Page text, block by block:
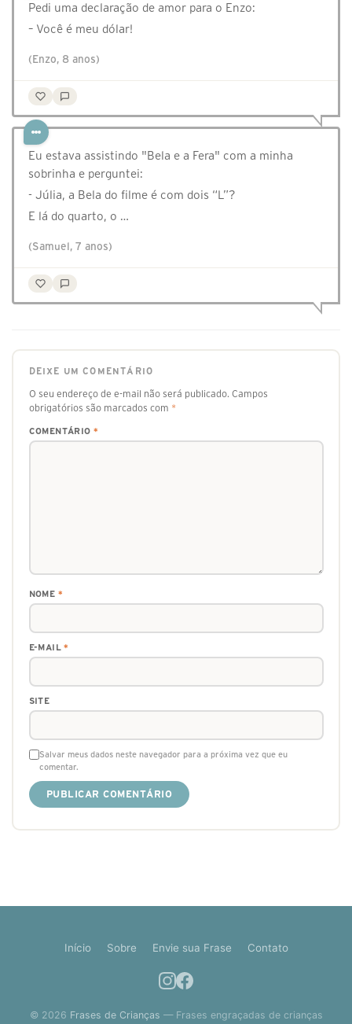
Pedi uma declaração de amor para o Enzo:
– Você é meu dólar!
(Enzo, 8 anos)
Eu estava assistindo "Bela e a Fera" com a minha
sobrinha e perguntei:
- Júlia, a Bela do filme é com dois “L”?
E lá do quarto, o …
(Samuel, 7 anos)
DEIXE UM COMENTÁRIO
O seu endereço de e-mail não será publicado. Campos
obrigatórios são marcados com *
COMENTÁRIO *
NOME *
E-MAIL*
SITE
Salvar meus dados neste navegador para a próxima vez que eu
comentar.
Início Sobre Envie sua Frase Contato
© 2026 Frases de Crianças — Frases engraçadas de crianças